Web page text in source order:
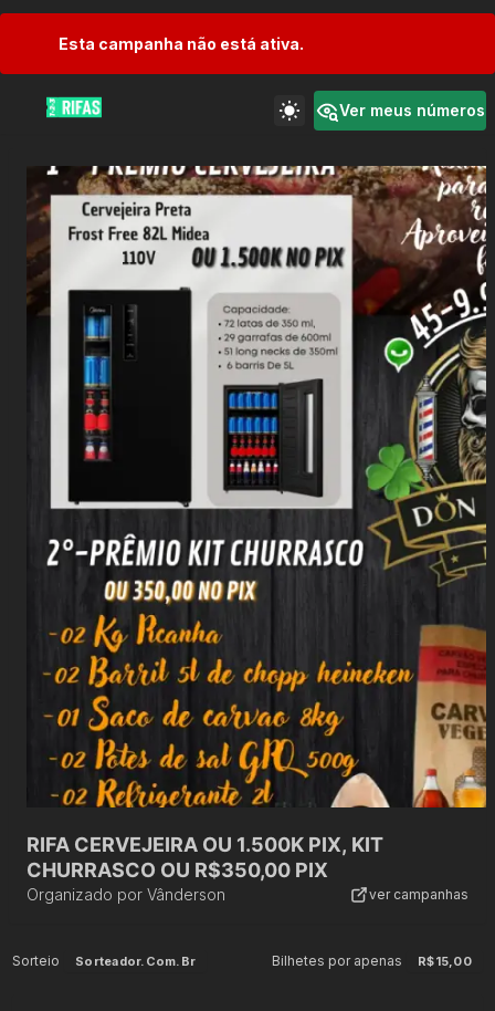
Esta campanha não está ativa.
Ver meus números
RIFA CERVEJEIRA OU 1.500K PIX, KIT
CHURRASCO OU R$350,00 PIX
Organizado por Vânderson ver campanhas
Sorteio Sorteador.com.br Bilhetes por apenas R$15,00